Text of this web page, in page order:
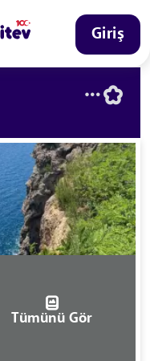
Giriş
Tümünü Gör